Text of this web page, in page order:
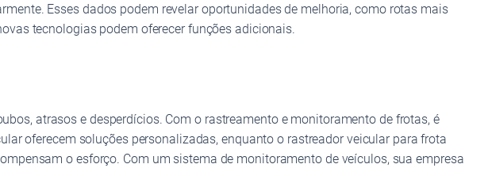
Esses dados podem revelar oportunidades de melhoria, como rotas mais
tecnologias podem oferecer funções adicionais.
atrasos e desperdícios. Com o rastreamento e monitoramento de frotas, é
oferecem soluções personalizadas, enquanto o rastreador veicular para frota
o esforço. Com um sistema de monitoramento de veículos, sua empresa